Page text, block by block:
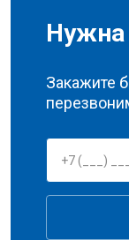
Нужна
Закажите